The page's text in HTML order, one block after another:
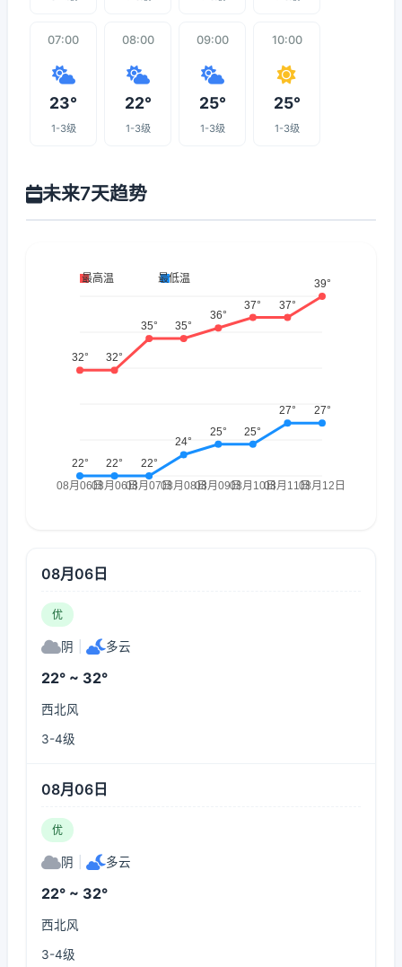
07:00
23°
1-3级
08:00
22°
1-3级
09:00
25°
1-3级
10:00
25°
1-3级
未来7天趋势
08月06日
优
阴 多云
22° ~ 32°
西北风
3-4级
08月06日
优
阴 多云
22° ~ 32°
西北风
3-4级